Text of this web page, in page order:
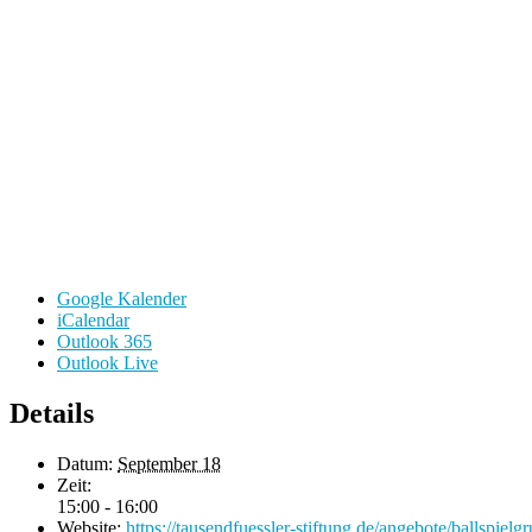
Google Kalender
iCalendar
Outlook 365
Outlook Live
Details
Datum: September 18
Zeit:
15:00 - 16:00
Website: https://tausendfuessler-stiftung.de/angebote/